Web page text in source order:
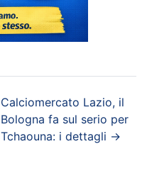
Calciomercato Lazio, il
Bologna fa sul serio per
Tchaouna: i dettagli →